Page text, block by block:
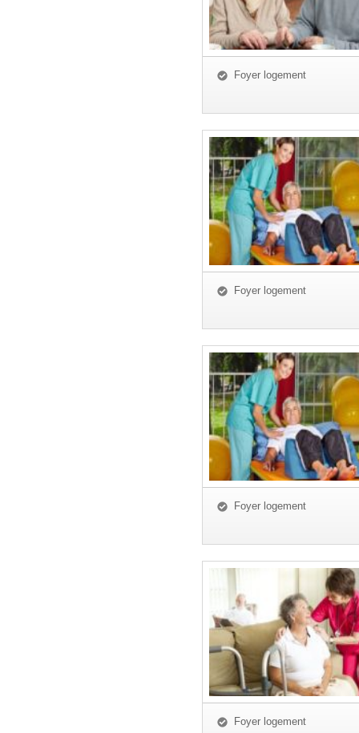
Foyer logement
Foyer logement
Foyer logement
Foyer logement